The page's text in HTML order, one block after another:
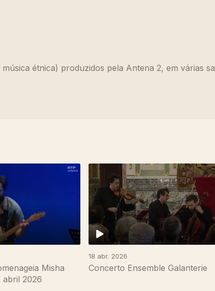
étnica) produzidos pela Antena 2, em várias
Misha
abril 2026
18 abr. 2026
Concerto Ensemble Galanterie